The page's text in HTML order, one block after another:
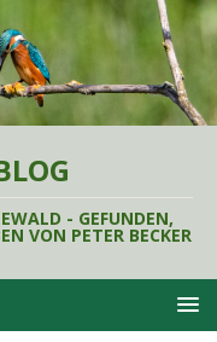
- GEFUNDEN,
VON PETER BECKER